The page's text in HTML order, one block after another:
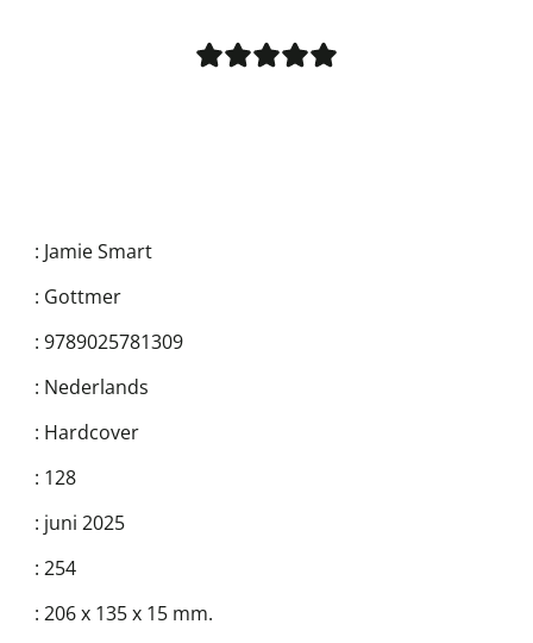
: Jamie Smart
: Gottmer
: 9789025781309
: Nederlands
: Hardcover
: 128
: juni 2025
: 254
: 206 x 135 x 15 mm.